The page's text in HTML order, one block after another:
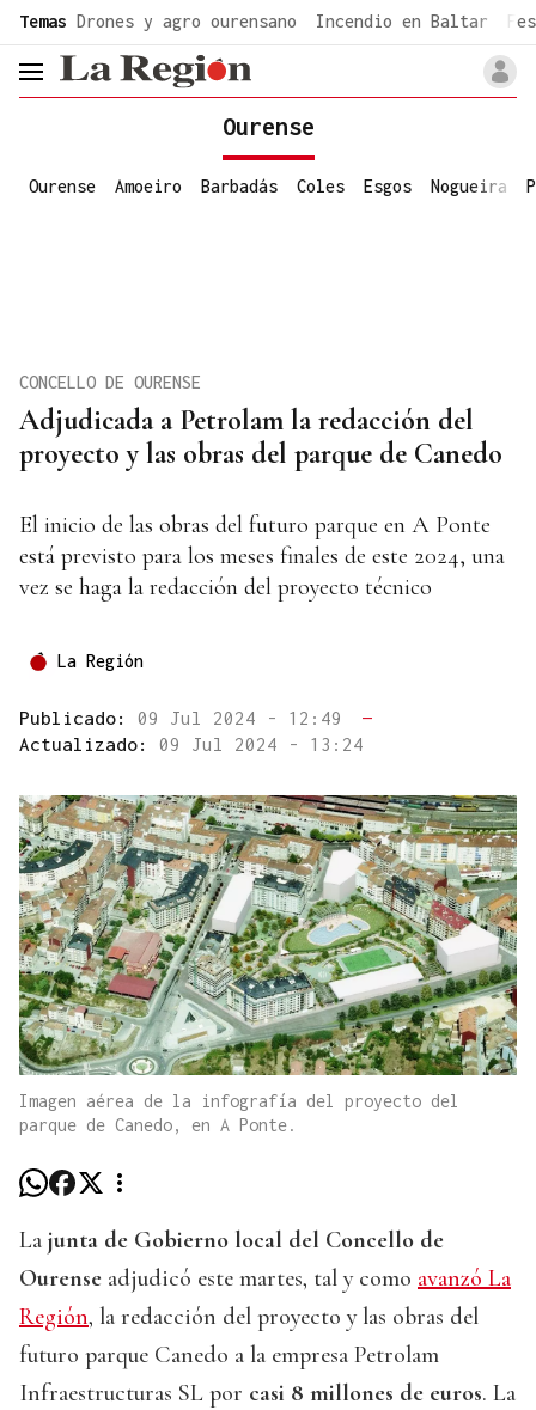
Temas Drones y agro ourensano Incendio en Baltar
header.menu.open
Ourense
Ourense Amoeiro Barbadás Coles Esgos Nogueira
Adjudicada a Petrolam la redacción del
proyecto y las obras del parque de Canedo
CONCELLO DE OURENSE
El inicio de las obras del futuro parque en A Ponte
está previsto para los meses finales de este 2024, una
vez se haga la redacción del proyecto técnico
La Región
Publicado: 09 Jul 2024 - 12:49
—
Actualizado: 09 Jul 2024 - 13:24
Imagen aérea de la infografía del proyecto del
parque de Canedo, en A Ponte.
La junta de Gobierno local del Concello de
Ourense adjudicó este martes, tal y como avanzó La
Región, la redacción del proyecto y las obras del
futuro parque Canedo a la empresa Petrolam
Infraestructuras SL por casi 8 millones de euros. La